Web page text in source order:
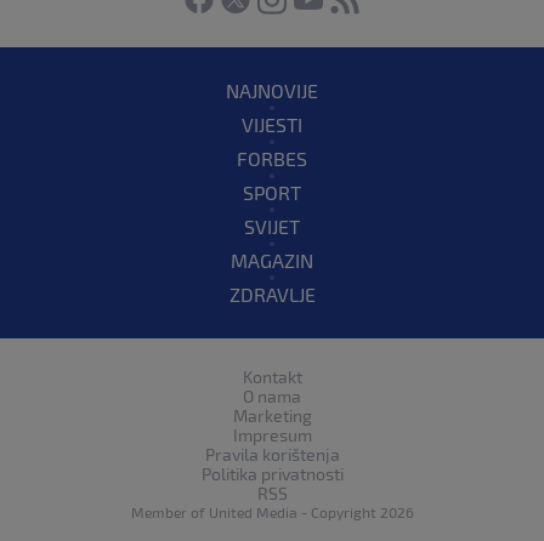
NAJNOVIJE
VIJESTI
FORBES
SPORT
SVIJET
MAGAZIN
ZDRAVLJE
Kontakt
O nama
Marketing
Impresum
Pravila korištenja
Politika privatnosti
RSS
Member of United Media - Copyright 2026